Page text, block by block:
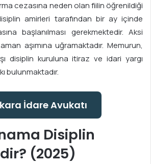
cezasına neden olan fiilin öğrenildiği
amirleri tarafından bir ay içinde
başlanılması gerekmektedir. Aksi
aşımına uğramaktadır. Memurun,
disiplin kuruluna itiraz ve idari yargı
bulunmaktadır.
İdare Avukatı
Disiplin
(2025)